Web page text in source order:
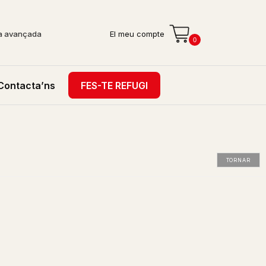
El meu compte
0
FES-TE REFUGI
avançada
TORNAR